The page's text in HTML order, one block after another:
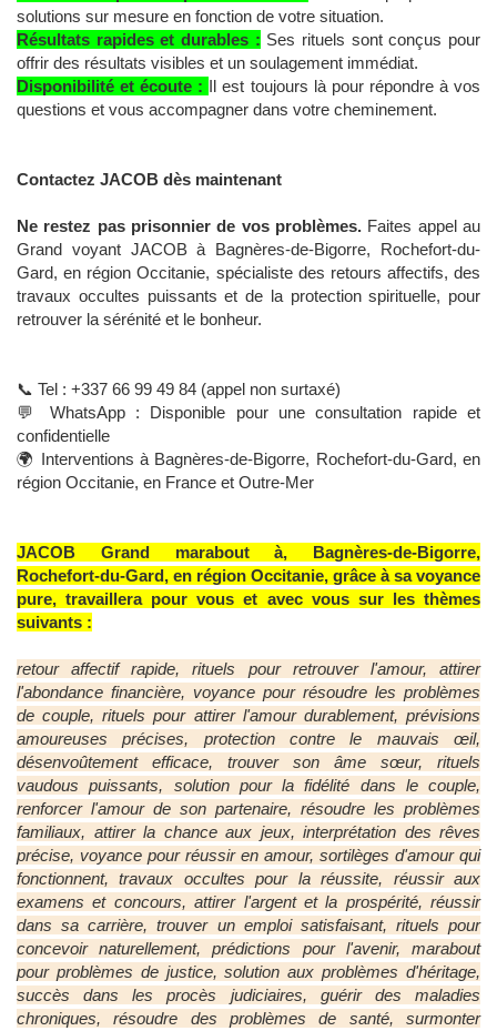
solutions sur mesure en fonction de votre situation.
Résultats rapides et durables : Ses rituels sont conçus pour
offrir des résultats visibles et un soulagement immédiat.
Disponibilité et écoute : Il est toujours là pour répondre à vos
questions et vous accompagner dans votre cheminement.
Contactez JACOB dès maintenant
Ne restez pas prisonnier de vos problèmes. Faites appel au
Grand voyant JACOB à Bagnères-de-Bigorre, Rochefort-du-
Gard, en région Occitanie, spécialiste des retours affectifs, des
travaux occultes puissants et de la protection spirituelle, pour
retrouver la sérénité et le bonheur.
📞 Tel : +337 66 99 49 84 (appel non surtaxé)
💬 WhatsApp : Disponible pour une consultation rapide et
confidentielle
🌍 Interventions à Bagnères-de-Bigorre, Rochefort-du-Gard, en
région Occitanie, en France et Outre-Mer
JACOB Grand marabout à, Bagnères-de-Bigorre,
Rochefort-du-Gard, en région Occitanie, grâce à sa voyance
pure, travaillera pour vous et avec vous sur les thèmes
suivants :
retour affectif rapide, rituels pour retrouver l'amour, attirer
l'abondance financière, voyance pour résoudre les problèmes
de couple, rituels pour attirer l'amour durablement, prévisions
amoureuses précises, protection contre le mauvais œil,
désenvoûtement efficace, trouver son âme sœur, rituels
vaudous puissants, solution pour la fidélité dans le couple,
renforcer l'amour de son partenaire, résoudre les problèmes
familiaux, attirer la chance aux jeux, interprétation des rêves
précise, voyance pour réussir en amour, sortilèges d'amour qui
fonctionnent, travaux occultes pour la réussite, réussir aux
examens et concours, attirer l'argent et la prospérité, réussir
dans sa carrière, trouver un emploi satisfaisant, rituels pour
concevoir naturellement, prédictions pour l'avenir, marabout
pour problèmes de justice, solution aux problèmes d'héritage,
succès dans les procès judiciaires, guérir des maladies
chroniques, résoudre des problèmes de santé, surmonter